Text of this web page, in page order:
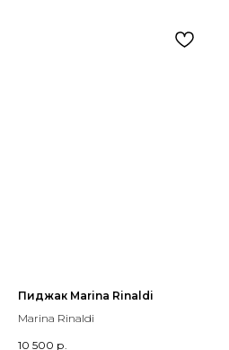
Пиджак Marina Rinaldi
Marina Rinaldi
10 500 р.